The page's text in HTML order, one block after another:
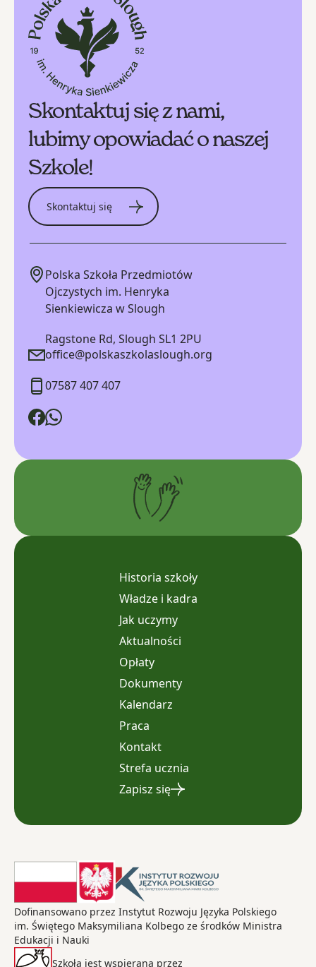
Historia szkoły
Władze i kadra
Jak uczymy
Aktualności
Opłaty
Dokumenty
Kalendarz
Praca
Kontakt
Strefa ucznia
Zapisz się
Skontaktuj się z nami,
lubimy opowiadać o naszej
Szkole!
Skontaktuj się
Polska Szkoła Przedmiotów
Ojczystych im. Henryka
Sienkiewicza w Slough
Ragstone Rd, Slough SL1 2PU
office@polskaszkolaslough.org
07587 407 407
Dofinansowano przez Instytut Rozwoju Języka Polskiego
im. Świętego Maksymiliana Kolbego ze środków Ministra
Edukacji i Nauki
Szkoła jest wspierana przez